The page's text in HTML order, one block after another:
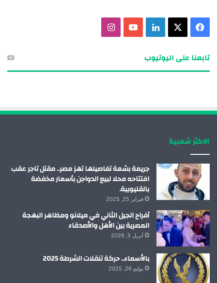
م
تابعنا على اليوتيوب
الاكثر شعبية
جريمة بشعة تفاصيلها تهز مصر.. مقتل تاجر عقب
افتتاحه محلا لبيع الدواجن بأسعار مخفضة
بالقليوبية.
فبراير 25, 2025
أفراح الجيل الثاني في ميلانو ومظاهر البهجة
المصرية بين الأهل والأصدقاء
أبريل 5, 2026
بالأسماء.. حركة تنقلات الشرطة 2025
يوليو 26, 2025